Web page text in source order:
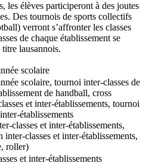
les élèves participeront à des joutes
Des tournois de sports collectifs
verront s’affronter les classes
de chaque établissement se
lausannois.
scolaire
scolaire, tournoi inter-classes de
de handball, cross
et inter-établissements, tournoi
établissements
classes et inter-établissements,
classes et inter-établissements,
roller)
et inter-établissements